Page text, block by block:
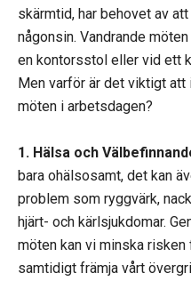
skärmtid, har behovet av
någonsin. Vandrande
en kontorsstol eller vid ett
Men varför är det viktigt
möten i arbetsdagen?
1. Hälsa och
bara ohälsosamt, det kan
problem som ryggvärk,
hjärt- och kärlsjukdomar.
möten kan vi minska
samtidigt främja vårt